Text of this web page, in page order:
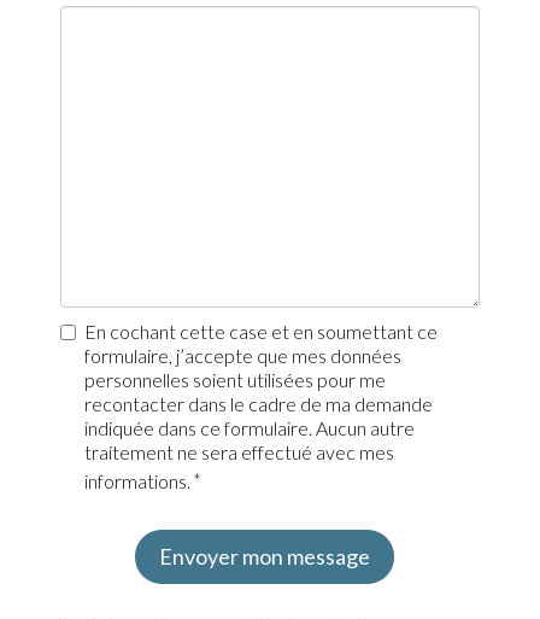
En cochant cette case et en soumettant ce
formulaire, j’accepte que mes données
personnelles soient utilisées pour me
recontacter dans le cadre de ma demande
indiquée dans ce formulaire. Aucun autre
traitement ne sera effectué avec mes
informations.
Envoyer mon message